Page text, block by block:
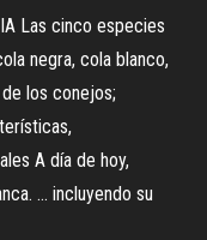
Las cinco especies
negra, cola blanco,
los conejos;
A día de hoy,
... incluyendo su